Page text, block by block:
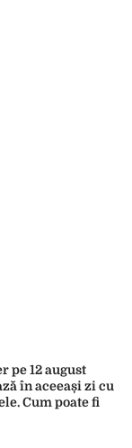
pe 12 august
în aceeași zi cu
Cum poate fi